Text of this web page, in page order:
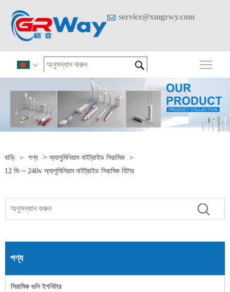
 service@xmgrwy.com
 
বাড়ি > পণ্য > অ্যালুমিনিয়াম নাইট্রাইড সিরামিক
>
12 ভি ~ 240v অ্যালুমিনিয়াম নাইট্রাইড সিরামিক হিটার
পণ্য
সিরামিক গুলি ইগনিটার